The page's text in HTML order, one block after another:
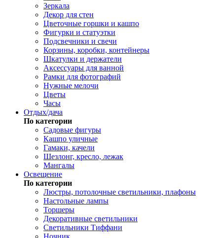
Зеркала
Декор для стен
Цветочные горшки и кашпо
Фигурки и статуэтки
Подсвечники и свечи
Корзины, коробки, контейнеры
Шкатулки и держатели
Аксессуары для ванной
Рамки для фотографий
Нужные мелочи
Цветы
Часы
Отдых/дача
По категории
Садовые фигуры
Кашпо уличные
Гамаки, качели
Шезлонг, кресло, лежак
Мангалы
Освещение
По категории
Люстры, потолочные светильники, плафоны
Настольные лампы
Торшеры
Декоративные светильники
Светильники Тиффани
Ночник